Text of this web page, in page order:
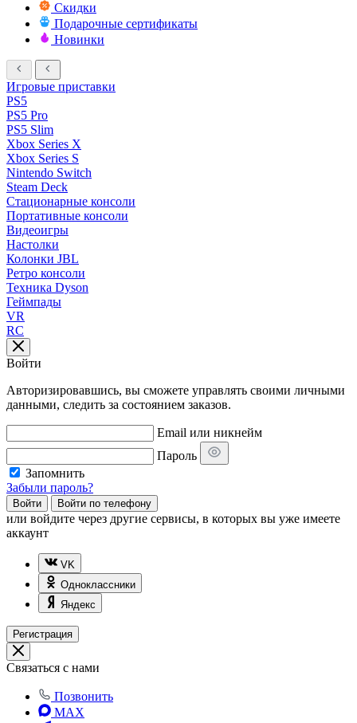
Скидки
Подарочные сертификаты
Новинки
Игровые приставки
PS5
PS5 Pro
PS5 Slim
Xbox Series X
Xbox Series S
Nintendo Switch
Steam Deck
Стационарные консоли
Портативные консоли
Видеоигры
Настолки
Колонки JBL
Ретро консоли
Техника Dyson
Геймпады
VR
RC
Войти
Авторизировавшись, вы сможете управлять своими личными
данными, следить за состоянием заказов.
Email или никнейм
Пароль
Запомнить
Забыли пароль?
Войти Войти по телефону
или войдите через другие сервисы, в которых вы уже имеете
аккаунт
VK
Одноклассники
Яндекс
Регистрация
Связаться с нами
Позвонить
MAX